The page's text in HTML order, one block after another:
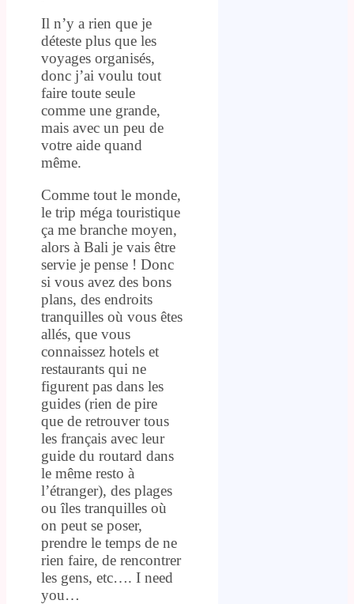
Il n’y a rien que je
déteste plus que les
voyages organisés,
donc j’ai voulu tout
faire toute seule
comme une grande,
mais avec un peu de
votre aide quand
même.
Comme tout le monde,
le trip méga touristique
ça me branche moyen,
alors à Bali je vais être
servie je pense ! Donc
si vous avez des bons
plans, des endroits
tranquilles où vous êtes
allés, que vous
connaissez hotels et
restaurants qui ne
figurent pas dans les
guides (rien de pire
que de retrouver tous
les français avec leur
guide du routard dans
le même resto à
l’étranger), des plages
ou îles tranquilles où
on peut se poser,
prendre le temps de ne
rien faire, de rencontrer
les gens, etc…. I need
you…